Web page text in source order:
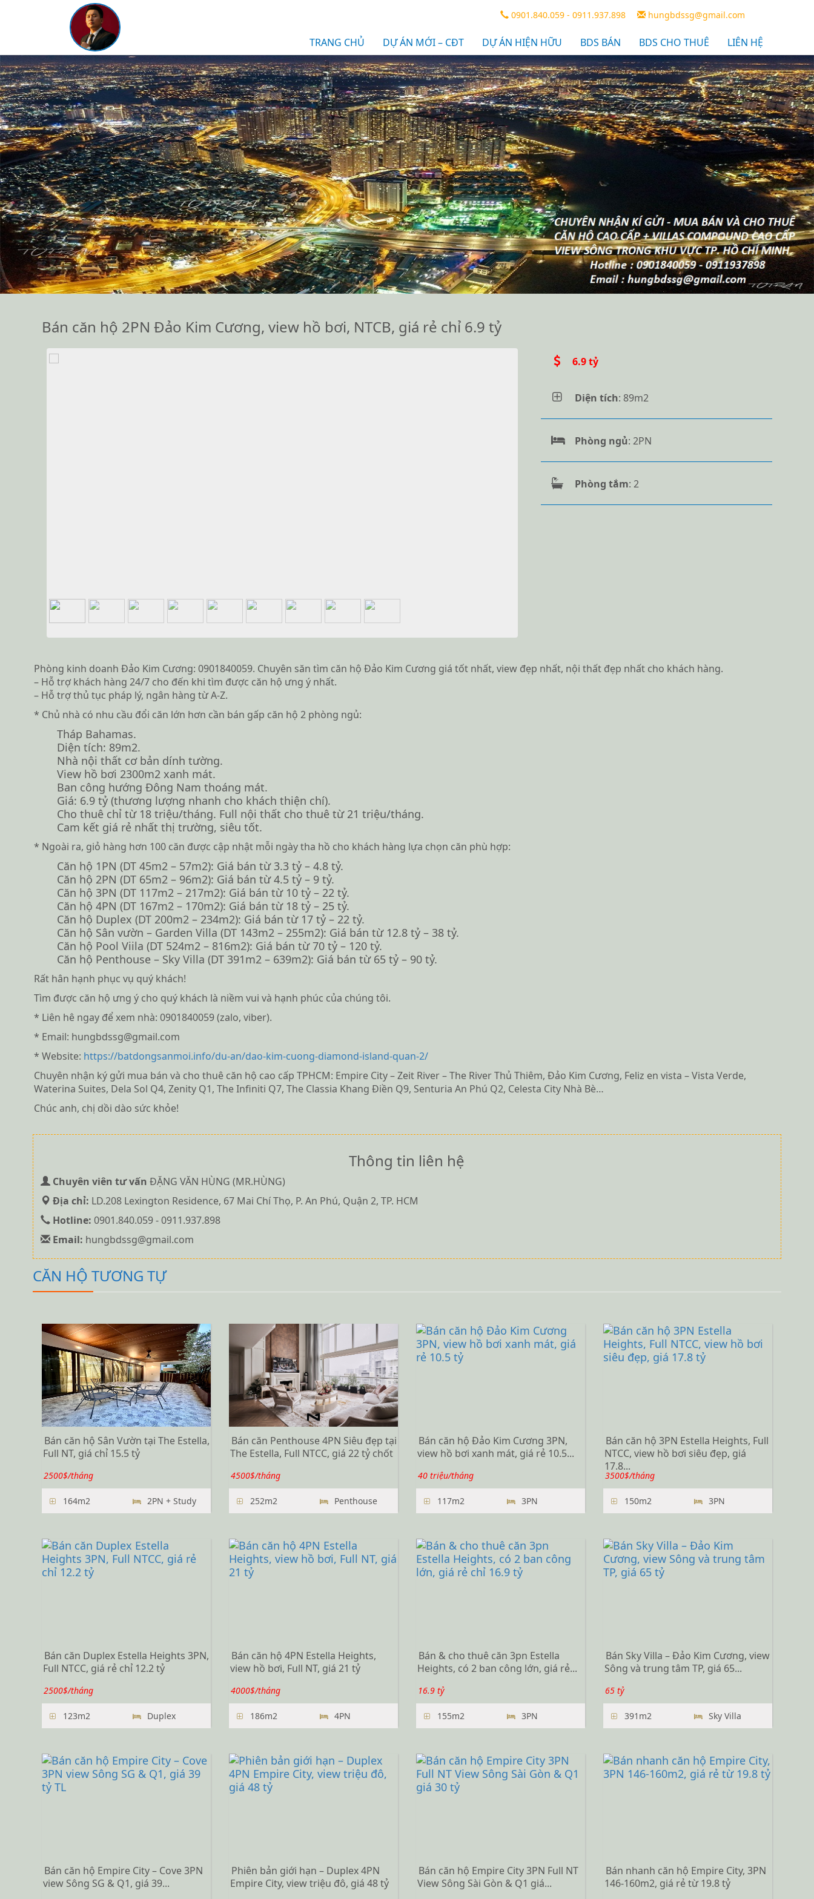
0901.840.059 - 0911.937.898 hungbdssg@gmail.com
TRANG CHỦ DỰ ÁN MỚI – CĐT DỰ ÁN HIỆN HỮU BDS BÁN BDS CHO THUÊ LIÊN HỆ
Bán căn hộ 2PN Đảo Kim Cương, view hồ bơi, NTCB, giá rẻ chỉ 6.9 tỷ
6.9 tỷ
Diện tích: 89m2
Phòng ngủ: 2PN
Phòng tắm: 2
Phòng kinh doanh Đảo Kim Cương: 0901840059. Chuyên săn tìm căn hộ Đảo Kim Cương giá tốt nhất, view đẹp nhất, nội thất đẹp nhất cho khách hàng.
– Hỗ trợ khách hàng 24/7 cho đến khi tìm được căn hộ ưng ý nhất.
– Hỗ trợ thủ tục pháp lý, ngân hàng từ A-Z.
* Chủ nhà có nhu cầu đổi căn lớn hơn cần bán gấp căn hộ 2 phòng ngủ:
Tháp Bahamas.
Diện tích: 89m2.
Nhà nội thất cơ bản dính tường.
View hồ bơi 2300m2 xanh mát.
Ban công hướng Đông Nam thoáng mát.
Giá: 6.9 tỷ (thương lượng nhanh cho khách thiện chí).
Cho thuê chỉ từ 18 triệu/tháng. Full nội thất cho thuê từ 21 triệu/tháng.
Cam kết giá rẻ nhất thị trường, siêu tốt.
* Ngoài ra, giỏ hàng hơn 100 căn được cập nhật mỗi ngày tha hồ cho khách hàng lựa chọn căn phù hợp:
Căn hộ 1PN (DT 45m2 – 57m2): Giá bán từ 3.3 tỷ – 4.8 tỷ.
Căn hộ 2PN (DT 65m2 – 96m2): Giá bán từ 4.5 tỷ – 9 tỷ.
Căn hộ 3PN (DT 117m2 – 217m2): Giá bán từ 10 tỷ – 22 tỷ.
Căn hộ 4PN (DT 167m2 – 170m2): Giá bán từ 18 tỷ – 25 tỷ.
Căn hộ Duplex (DT 200m2 – 234m2): Giá bán từ 17 tỷ – 22 tỷ.
Căn hộ Sân vườn – Garden Villa (DT 143m2 – 255m2): Giá bán từ 12.8 tỷ – 38 tỷ.
Căn hộ Pool Viila (DT 524m2 – 816m2): Giá bán từ 70 tỷ – 120 tỷ.
Căn hộ Penthouse – Sky Villa (DT 391m2 – 639m2): Giá bán từ 65 tỷ – 90 tỷ.
Rất hân hạnh phục vụ quý khách!
Tìm được căn hộ ưng ý cho quý khách là niềm vui và hạnh phúc của chúng tôi.
* Liên hê ngay để xem nhà: 0901840059 (zalo, viber).
* Email: hungbdssg@gmail.com
* Website: https://batdongsanmoi.info/du-an/dao-kim-cuong-diamond-island-quan-2/
Chuyên nhận ký gửi mua bán và cho thuê căn hộ cao cấp TPHCM: Empire City – Zeit River – The River Thủ Thiêm, Đảo Kim Cương, Feliz en vista – Vista Verde,
Waterina Suites, Dela Sol Q4, Zenity Q1, The Infiniti Q7, The Classia Khang Điền Q9, Senturia An Phú Q2, Celesta City Nhà Bè…
Chúc anh, chị dồi dào sức khỏe!
Thông tin liên hệ
Chuyên viên tư vấn ĐẶNG VĂN HÙNG (MR.HÙNG)
Địa chỉ: LD.208 Lexington Residence, 67 Mai Chí Thọ, P. An Phú, Quận 2, TP. HCM
Hotline: 0901.840.059 - 0911.937.898
Email: hungbdssg@gmail.com
CĂN HỘ TƯƠNG TỰ
Bán căn hộ Sân Vườn tại The Estella,
Full NT, giá chỉ 15.5 tỷ
2500$/tháng
164m2 2PN + Study
Bán căn Penthouse 4PN Siêu đẹp tại
The Estella, Full NTCC, giá 22 tỷ chốt
4500$/tháng
252m2 Penthouse
Bán căn hộ Đảo Kim Cương 3PN,
view hồ bơi xanh mát, giá rẻ 10.5...
40 triệu/tháng
117m2 3PN
Bán căn hộ 3PN Estella Heights, Full
NTCC, view hồ bơi siêu đẹp, giá
17.8...
3500$/tháng
150m2 3PN
Bán căn Duplex Estella Heights 3PN,
Full NTCC, giá rẻ chỉ 12.2 tỷ
2500$/tháng
123m2 Duplex
Bán căn hộ 4PN Estella Heights,
view hồ bơi, Full NT, giá 21 tỷ
4000$/tháng
186m2 4PN
Bán & cho thuê căn 3pn Estella
Heights, có 2 ban công lớn, giá rẻ...
16.9 tỷ
155m2 3PN
Bán Sky Villa – Đảo Kim Cương, view
Sông và trung tâm TP, giá 65...
65 tỷ
391m2 Sky Villa
Bán căn hộ Empire City – Cove 3PN
view Sông SG & Q1, giá 39...
Phiên bản giới hạn – Duplex 4PN
Empire City, view triệu đô, giá 48 tỷ
Bán căn hộ Empire City 3PN Full NT
View Sông Sài Gòn & Q1 giá...
Bán nhanh căn hộ Empire City, 3PN
146-160m2, giá rẻ từ 19.8 tỷ